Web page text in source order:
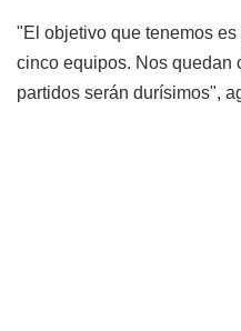
"El objetivo que tenemos
cinco equipos. Nos quedan
partidos serán durísimos",